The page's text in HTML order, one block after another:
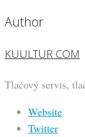
Author
KUULTUR COM
Tlačový servis,
Website
Twitter